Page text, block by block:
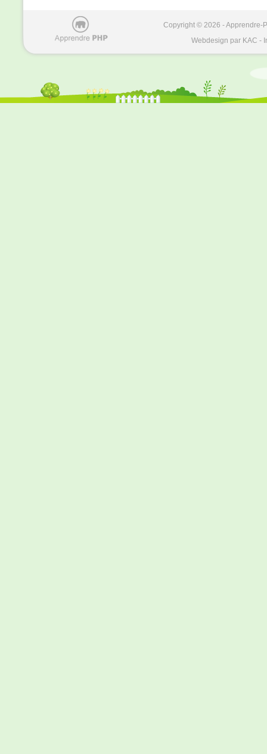
Copyright © 2026 - Apprendre-
Webdesign par KAC -